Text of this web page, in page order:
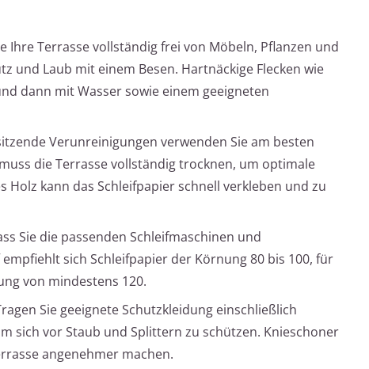
Ihre Terrasse vollständig frei von Möbeln, Pflanzen und
und Laub mit einem Besen. Hartnäckige Flecken wie
dann mit Wasser sowie einem geeigneten
Verunreinigungen verwenden Sie am besten
die Terrasse vollständig trocknen, um optimale
Holz kann das Schleifpapier schnell verkleben und zu
Sie die passenden Schleifmaschinen und
sich Schleifpapier der Körnung 80 bis 100, für
von mindestens 120.
Sie geeignete Schutzkleidung einschließlich
sich vor Staub und Splittern zu schützen. Knieschoner
angenehmer machen.